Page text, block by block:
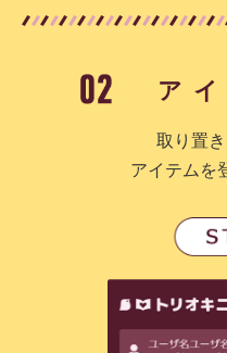
ア
取り置
アイテムを